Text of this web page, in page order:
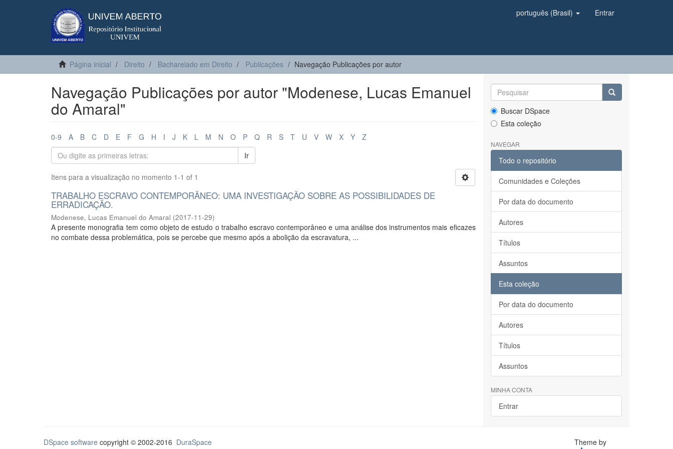
português (Brasil) Entrar
Página inicial Direito Bacharelado em Direito Publicações Navegação Publicações por autor
Navegação Publicações por autor "Modenese, Lucas Emanuel
do Amaral"
0-9 A B C D E F G H I J K L M N O P Q R S T U V W X Y
Z
Ir
Itens para a visualização no momento 1-1 of 1
TRABALHO ESCRAVO CONTEMPORÂNEO: UMA INVESTIGAÇÃO SOBRE AS POSSIBILIDADES DE
ERRADICAÇÃO.
Modenese, Lucas Emanuel do Amaral (2017-11-29)
A presente monografia tem como objeto de estudo o trabalho escravo contemporâneo e uma análise dos instrumentos mais eficazes
no combate dessa problemática, pois se percebe que mesmo após a abolição da escravatura, ...
Buscar DSpace
Esta coleção
NAVEGAR
Todo o repositório
Comunidades e Coleções
Por data do documento
Autores
Títulos
Assuntos
Esta coleção
Por data do documento
Autores
Títulos
Assuntos
MINHA CONTA
Entrar
DSpace software copyright © 2002-2016 DuraSpace
Theme by